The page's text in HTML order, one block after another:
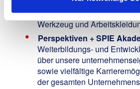
Werkzeug und
Perspektiven + SPIE
Weiterbildungs- und
über unsere
sowie vielfältige
der gesamten